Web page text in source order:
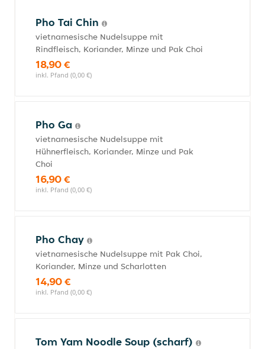
Pho Tai Chin
vietnamesische Nudelsuppe mit
Rindfleisch, Koriander, Minze und Pak Choi
18,90 €
inkl. Pfand (0,00 €)
Pho Ga
vietnamesische Nudelsuppe mit
Hühnerfleisch, Koriander, Minze und Pak
Choi
16,90 €
inkl. Pfand (0,00 €)
Pho Chay
vietnamesische Nudelsuppe mit Pak Choi,
Koriander, Minze und Scharlotten
14,90 €
inkl. Pfand (0,00 €)
Tom Yam Noodle Soup (scharf)